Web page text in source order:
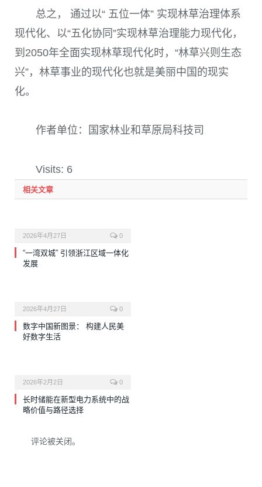
总之， 通过以“ 五位一体” 实现林草治理体系
现代化、以“五化协同”实现林草治理能力现代化，
到 2050年全面实现林草现代化时，“林草兴则生态
兴”，林草事业的现代化也就是美丽中国的现实
化。
作者单位：国家林业和草原局科技司
Visits: 6
相关文章
2026年4月27日 0
“一湾双城” 引领浙江区域一体化
发展
2026年4月27日 0
数字中国新图景： 构建人民美
好数字生活
2026年2月2日 0
长时储能在新型电力系统中的战
略价值与路径选择
评论被关闭。